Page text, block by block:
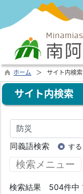
ホーム サイト内検索
サイト内検索